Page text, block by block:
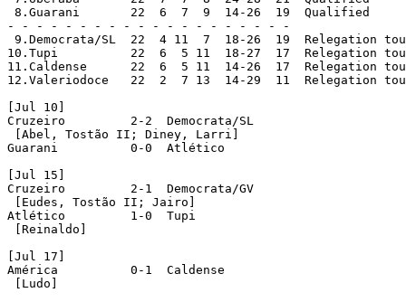
8.Guarani	 22  6  7  9  14-26  19  Qualified
- - - - - - - - - - - - - - - - - - - -
9.Democrata/SL	 22  4 11  7  18-26  19  Relegation tournament
10.Tupi	 	 22  6  5 11  18-27  17	 Relegation tournament
11.Caldense	 22  6  5 11  14-26  17  Relegation tournament
12.Valeriodoce	 22  2  7 13  14-29  11  Relegation tournament
[Jul 10]
Cruzeiro	 2-2  Democrata/SL
[Abel, Tostão II; Diney, Larri]
Guarani		 0-0  Atlético
[Jul 15]
Cruzeiro	 2-1  Democrata/GV
[Eudes, Tostão II; Jairo]
Atlético	 1-0  Tupi
[Reinaldo]
[Jul 17]
América	 	 0-1  Caldense
[Ludo]